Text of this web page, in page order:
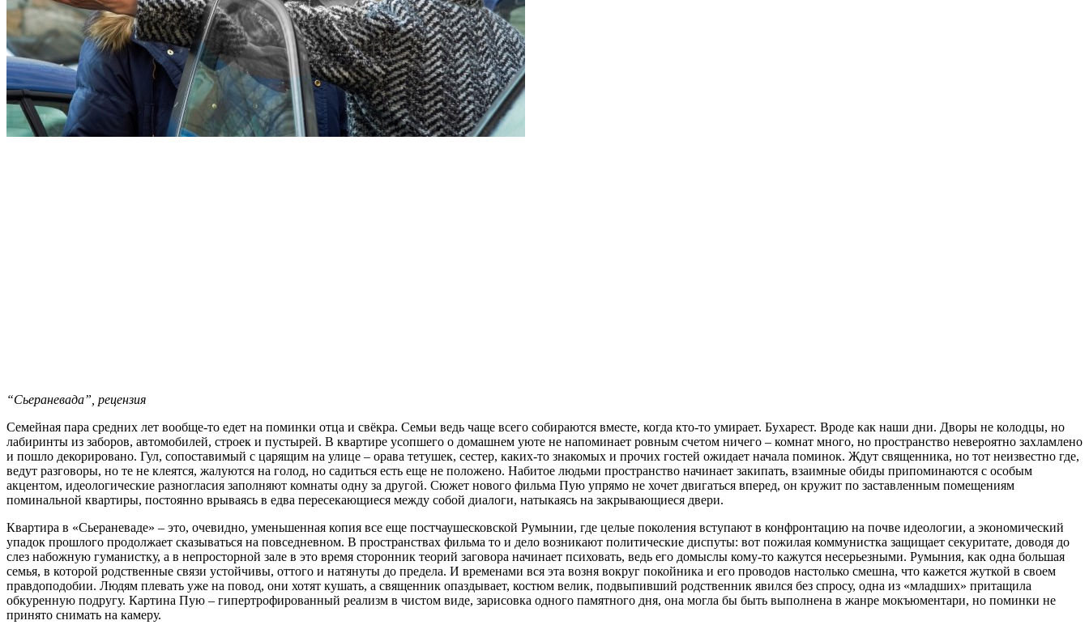
“Сьераневада”, рецензия
Семейная пара средних лет вообще-то едет на поминки отца и свёкра. Семьи ведь чаще всего собираются вместе, когда кто-то умирает. Бухарест. Вроде как наши дни. Дворы не колодцы, но
лабиринты из заборов, автомобилей, строек и пустырей. В квартире усопшего о домашнем уюте не напоминает ровным счетом ничего – комнат много, но пространство невероятно захламлено
и пошло декорировано. Гул, сопоставимый с царящим на улице – орава тетушек, сестер, каких-то знакомых и прочих гостей ожидает начала поминок. Ждут священника, но тот неизвестно где,
ведут разговоры, но те не клеятся, жалуются на голод, но садиться есть еще не положено. Набитое людьми пространство начинает закипать, взаимные обиды припоминаются с особым
акцентом, идеологические разногласия заполняют комнаты одну за другой. Сюжет нового фильма Пую упрямо не хочет двигаться вперед, он кружит по заставленным помещениям
поминальной квартиры, постоянно врываясь в едва пересекающиеся между собой диалоги, натыкаясь на закрывающиеся двери.
Квартира в «Сьераневаде» – это, очевидно, уменьшенная копия все еще постчаушесковской Румынии, где целые поколения вступают в конфронтацию на почве идеологии, а экономический
упадок прошлого продолжает сказываться на повседневном. В пространствах фильма то и дело возникают политические диспуты: вот пожилая коммунистка защищает секуритате, доводя до
слез набожную гуманистку, а в непросторной зале в это время сторонник теорий заговора начинает психовать, ведь его домыслы кому-то кажутся несерьезными. Румыния, как одна большая
семья, в которой родственные связи устойчивы, оттого и натянуты до предела. И временами вся эта возня вокруг покойника и его проводов настолько смешна, что кажется жуткой в своем
правдоподобии. Людям плевать уже на повод, они хотят кушать, а священник опаздывает, костюм велик, подвыпивший родственник явился без спросу, одна из «младших» притащила
обкуренную подругу. Картина Пую – гипертрофированный реализм в чистом виде, зарисовка одного памятного дня, она могла бы быть выполнена в жанре мокъюментари, но поминки не
принято снимать на камеру.